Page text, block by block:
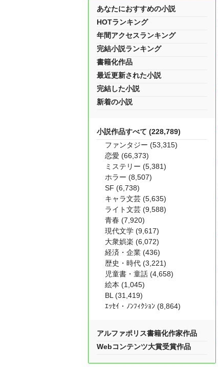
あなたにおすすめの小説
HOTランキング
年間アクセスランキング
完結小説ランキング
書籍化作品
最近更新された小説
完結した小説
新着の小説
小説作品すべて (228,789)
ファンタジー (53,315)
恋愛 (66,373)
ミステリー (5,381)
ホラー (8,507)
SF (6,738)
キャラ文芸 (5,635)
ライト文芸 (9,588)
青春 (7,920)
現代文学 (9,617)
大衆娯楽 (6,072)
経済・企業 (436)
歴史・時代 (3,221)
児童書・童話 (4,658)
絵本 (1,045)
BL (31,419)
ｴｯｾｲ・ﾉﾝﾌｨｸｼｮﾝ (8,864)
アルファポリス書籍化作家作品
Webコンテンツ大賞受賞作品